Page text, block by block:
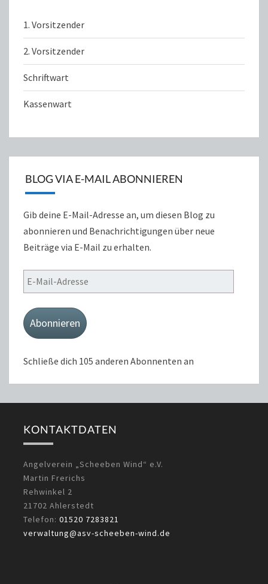
1. Vorsitzender
2. Vorsitzender
Schriftwart
Kassenwart
BLOG VIA E-MAIL ABONNIEREN
Gib deine E-Mail-Adresse an, um diesen Blog zu
abonnieren und Benachrichtigungen über neue
Beiträge via E-Mail zu erhalten.
E-
Mail-
Adresse
Abonnieren
Schließe dich 105 anderen Abonnenten an
KONTAKTDATEN
Angelverein „Scheeben Wind“ e.V.
Martin Frerichs
Rehwinkel 2
21702 Ahlerstedt
Telefon: 01520 7283821
verwaltung@asv-scheeben-wind.de